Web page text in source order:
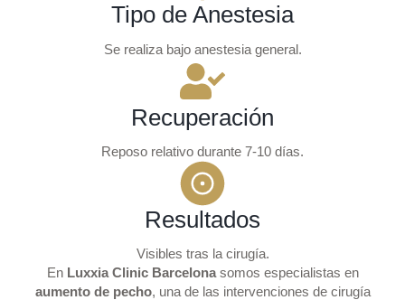
Tipo de Anestesia
Se realiza bajo anestesia general.
Recuperación
Reposo relativo durante 7-10 días.
Resultados
Visibles tras la cirugía.
En Luxxia Clinic Barcelonasomos especialistas en
aumento de pecho, una de las intervenciones de cirugía